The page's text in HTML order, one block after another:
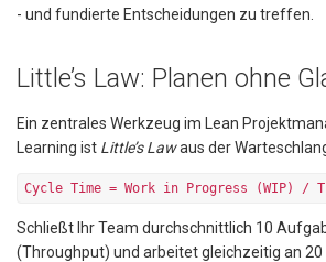
- und fundierte Entscheidungen zu treffen.
Little’s Law: Planen ohne
Ein zentrales Werkzeug im Lean
Learning ist Little’s Lawaus der
Cycle Time = Work in Progress (WIP) /
Schließt Ihr Team durchschnittlich 10
(Throughput) und arbeitet gleichzeitig an 20